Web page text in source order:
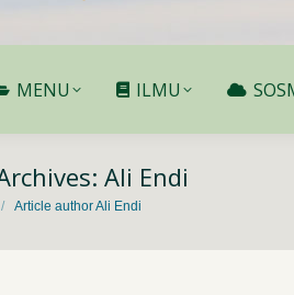
MENU ILMU
Ali Endi
here:
Article author Ali Endi